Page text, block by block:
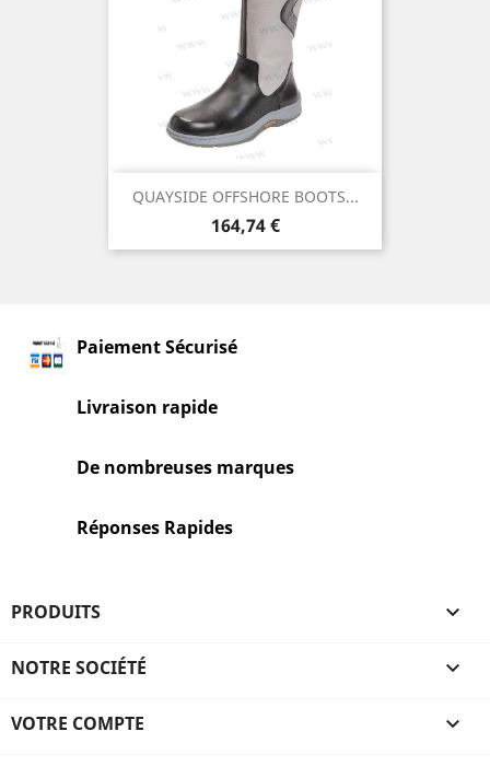
QUAYSIDE OFFSHORE BOOTS...
Prix
164,74 €
Paiement Sécurisé
Livraison rapide
De nombreuses marques
Réponses Rapides
PRODUITS 
NOTRE SOCIÉTÉ 
VOTRE COMPTE 